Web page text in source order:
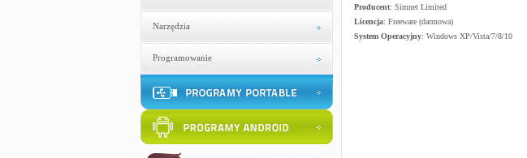
Narzędzia
Programowanie
Producent: Simnet Limited
Licencja: Freeware (darmowa)
System Operacyjny: Windows XP/Vista/7/8/10